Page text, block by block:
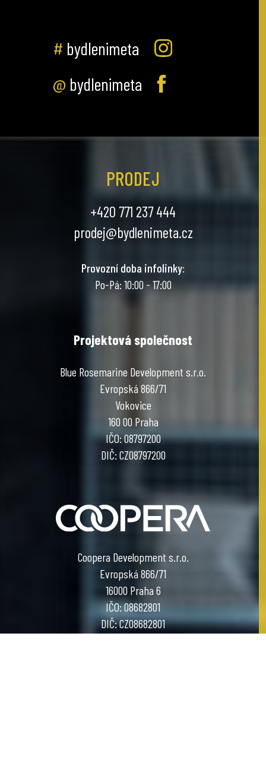
# bydlenimeta
@ bydlenimeta
PRODEJ
+420 771 237 444
prodej@bydlenimeta.cz
Provozní doba infolinky:
Po-Pá: 10:00 - 17:00
Projektová společnost
Blue Rosemarine Development s.r.o.
Evropská 866/71
Vokovice
160 00 Praha
IČO: 08797200
DIČ: CZ08797200
Coopera Development s.r.o.
Evropská 866/71
16000 Praha 6
IČO: 08682801
DIČ: CZ08682801